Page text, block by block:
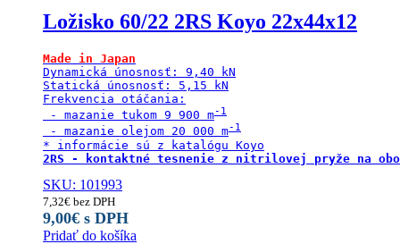
Ložisko 60/22 2RS Koyo 22x44x12
Made in Japan
Dynamická únosnosť: 9,40 kN
Statická únosnosť: 5,15 kN
Frekvencia otáčania:
- mazanie tukom 9 900 m
- mazanie olejom 20 000 m
SKU: 101993
7,32€ bez DPH
9,00€ s DPH
Pridať do košíka